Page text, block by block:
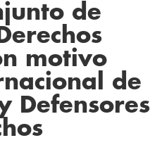
de
motivo
de
Defensores